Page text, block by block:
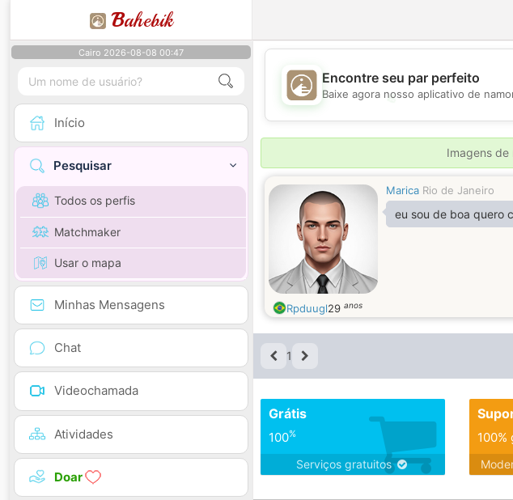
Bahebik
Cairo 2026-08-08 00:47
Início
Pesquisar
Todos os perfis
Matchmaker
Usar o mapa
Minhas Mensagens
Chat
Videochamada
Atividades
Doar
💖
Encontre seu par perfeito
Baixe agora nosso aplicativo de
Imagens
Marica Rio de Janeiro
eu sou de boa quero
Rpduugl29 anos
1
Grátis
100%
Serviços gratuitos
100%